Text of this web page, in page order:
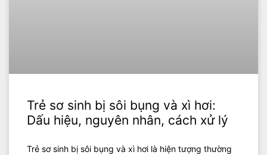
Trẻ sơ sinh bị sôi bụng và xì hơi:
Dấu hiệu, nguyên nhân, cách xử lý
Trẻ sơ sinh bị sôi bụng và xì hơi là hiện tượng thường